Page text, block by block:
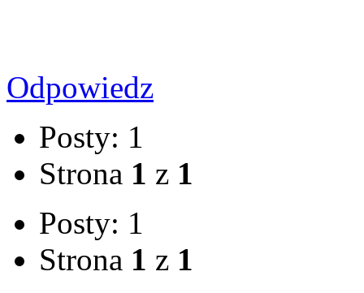
Odpowiedz
Posty: 1
Strona 1 z 1
Posty: 1
Strona 1 z 1